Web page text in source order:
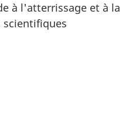
à l'atterrissage et à la